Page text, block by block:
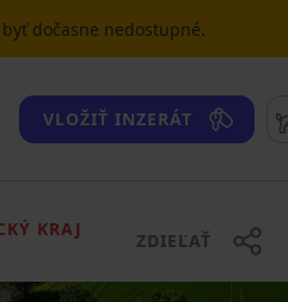
dočasne nedostupné.
VLOŽIŤ INZERÁT
KRAJ
ZDIEĽAŤ